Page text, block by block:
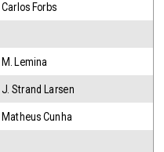
Carlos Forbs
M. Lemina
J. Strand Larsen
Matheus Cunha